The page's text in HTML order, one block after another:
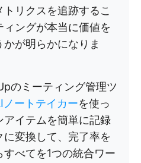
リクスを追跡するこ
ングが本当に価値を
が明らかになりま
のミーティング管理ツ
ノートテイカーを使っ
イテムを簡単に記録
に変換して、完了率を
べてを1つの統合ワー